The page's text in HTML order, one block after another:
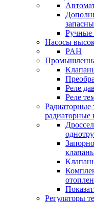
Ручные
Насосы
PAH
Реле
Реле
Радиаторные
радиаторные
Регуляторы